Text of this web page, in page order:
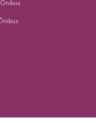
Ônibus